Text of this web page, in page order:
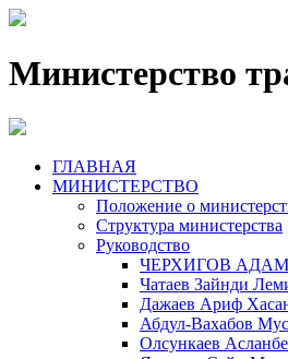
Министерство
ГЛАВНАЯ
МИНИСТЕРСТВО
Положение о
Структура министерства
Руководство
ЧЕРХИГОВ
Чатаев Зайнди
Дажаев Ариф
Абдул-Вахабов
Олсункаев